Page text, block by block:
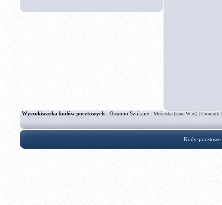
Wyszukiwarka kodów pocztowych - Ostatnio Szukane : Mościska (stara Wieś)|Gromnik
Kody-